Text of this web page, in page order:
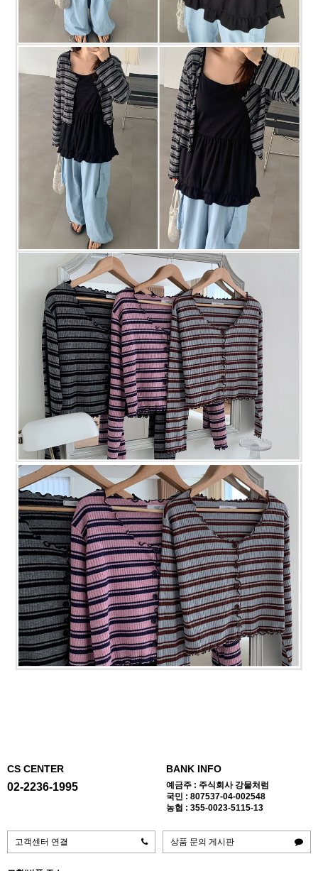
프 하세요!
CS CENTER
02-2236-1995
BANK INFO
예금주 : 주식회사 강물처럼
국민 : 807537-04-002548
농협 : 355-0023-5115-13
고객센터 연결 상품 문의 게시판